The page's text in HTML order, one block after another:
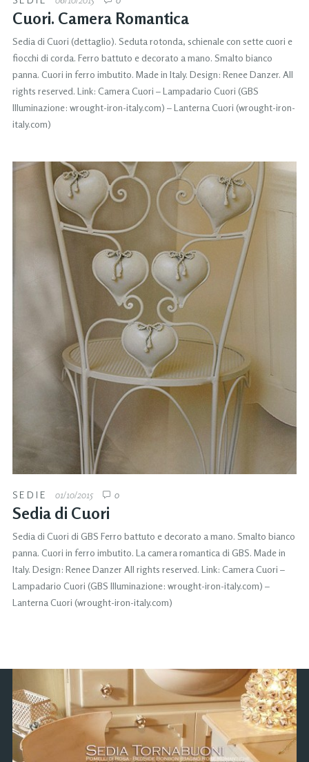
Cuori. Camera Romantica
Sedia di Cuori (dettaglio). Seduta rotonda, schienale con sette cuori e
fiocchi di corda. Ferro battuto e decorato a mano. Smalto bianco
panna. Cuori in ferro imbutito. Made in Italy. Design: Renee Danzer. All
rights reserved. Link: Camera Cuori – Lampadario Cuori (GBS
Illuminazione: wrought-iron-italy.com) – Lanterna Cuori (wrought-iron-
italy.com)
SEDIE 01/10/2015 0
Sedia di Cuori
Sedia di Cuori di GBS Ferro battuto e decorato a mano. Smalto bianco
panna. Cuori in ferro imbutito. La camera romantica di GBS. Made in
Italy. Design: Renee Danzer All rights reserved. Link: Camera Cuori –
Lampadario Cuori (GBS Illuminazione: wrought-iron-italy.com) –
Lanterna Cuori (wrought-iron-italy.com)